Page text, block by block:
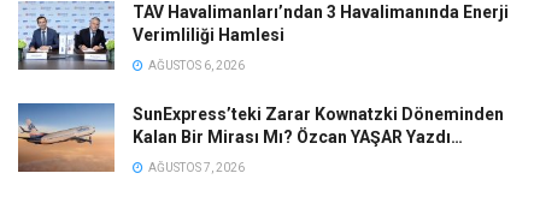
TAV Havalimanları’ndan 3 Havalimanında Enerji
Verimliliği Hamlesi
AĞUSTOS 6, 2026
SunExpress’teki Zarar Kownatzki Döneminden
Kalan Bir Mirası Mı? Özcan YAŞAR Yazdı…
AĞUSTOS 7, 2026